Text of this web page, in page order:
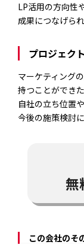
LP活用の方向性
成果につなげら
プロジェク
マーケティング
持つことができた
自社の立ち位置
今後の施策検討
無
この会社のそ